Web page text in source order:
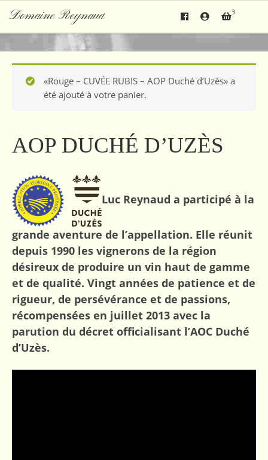
Skip to content
Domaine Reynaud 3
«Rouge – CUVÉE RUBIS – AOP Duché d’Uzès» a
été ajouté à votre panier.
AOP DUCHÉ D’UZÈS
Luc Reynaud a participé à la
grande aventure de l’appellation. Elle réunit
depuis 1990 les vignerons de la région
désireux de produire un vin haut de gamme
et de qualité. Vingt années de patience et de
rigueur, de persévérance et de passions,
récompensées en juillet 2013 avec la
parution du décret officialisant l’AOC Duché
d’Uzès.